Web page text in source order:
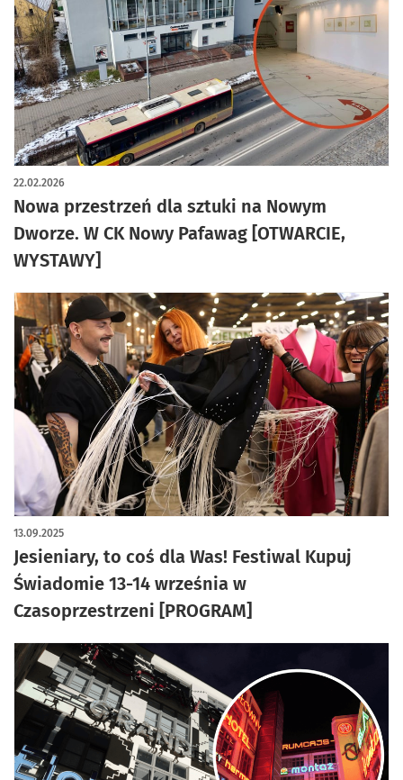
Nowa przestrzeń dla sztuki na Nowym
Dworze. W CK Nowy Pafawag [OTWARCIE,
WYSTAWY]
22.02.2026
artykuł z galerią zdjęć
Jesieniary, to coś dla Was! Festiwal Kupuj
Świadomie 13-14 września w
Czasoprzestrzeni [PROGRAM]
13.09.2025